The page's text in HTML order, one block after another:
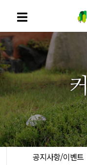
공지사항/이벤트